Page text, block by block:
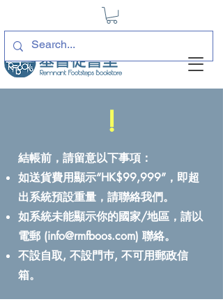
!
結帳前，請留意以下事項：
如送貨費用顯示“HK$99,999”，即超
出系統預設重量，請聯絡我們。
如系統未能顯示你的國家/地區，請以
電郵 (info@rmfboos.com) 聯絡。
不設自取, 不設門巿, 不可用郵政信
箱。